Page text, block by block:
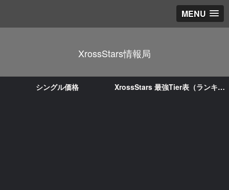
MENU
XrossStars情報局
シングル価格 XrossStars 最強Tier表（ランキング）｜LEADER/ACE評価と環境まとめ